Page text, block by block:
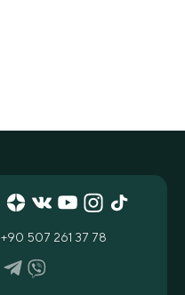
+90 507 261 37 78